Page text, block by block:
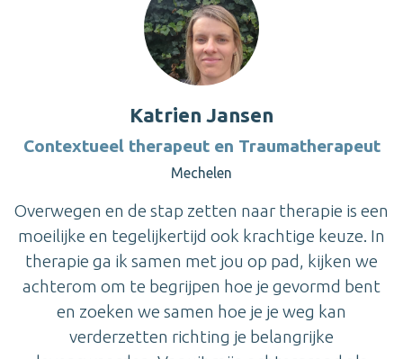
Katrien Jansen
Contextueel therapeut en Traumatherapeut
Mechelen
Overwegen en de stap zetten naar therapie is een
moeilijke en tegelijkertijd ook krachtige keuze. In
therapie ga ik samen met jou op pad, kijken we
achterom om te begrijpen hoe je gevormd bent
en zoeken we samen hoe je je weg kan
verderzetten richting je belangrijke